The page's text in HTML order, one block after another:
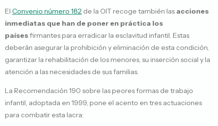
El Convenio número 182 de la OIT recoge también las acciones
inmediatas que han de poner en práctica los
paísesfirmantes para erradicar la esclavitud infantil. Estas
deberán asegurar la prohibición y eliminación de esta condición,
garantizar la rehabilitación de los menores, su inserción social y la
atención a las necesidades de sus familias.
La Recomendación 190 sobre las peores formas de trabajo
infantil, adoptada en 1999, pone el acento en tres actuaciones
para combatir esta lacra: